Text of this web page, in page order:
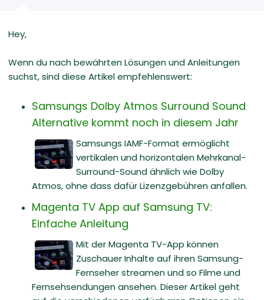
Hey,
Wenn du nach bewährten Lösungen und Anleitungen
suchst, sind diese Artikel empfehlenswert:
Samsungs Dolby Atmos Surround Sound
Alternative kommt noch in diesem Jahr
Samsungs IAMF-Format ermöglicht
vertikalen und horizontalen Mehrkanal-
Surround-Sound ähnlich wie Dolby
Atmos, ohne dass dafür Lizenzgebühren anfallen.
Magenta TV App auf Samsung TV:
Einfache Anleitung
Mit der Magenta TV-App können
Zuschauer Inhalte auf ihren Samsung-
Fernseher streamen und so Filme und
Fernsehsendungen ansehen. Dieser Artikel geht